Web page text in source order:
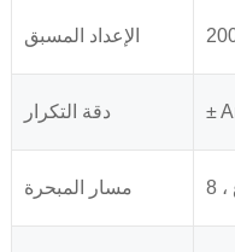
الإعداد المسبق
دقة التكرار ±
مسار المبحرة